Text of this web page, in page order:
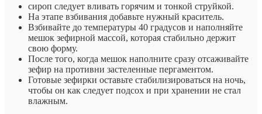
сироп следует вливать горячим и тонкой струйкой.
На этапе взбивания добавьте нужный краситель.
Взбивайте до температуры 40 градусов и наполняйте
мешок зефирной массой, которая стабильно держит
свою форму.
После того, когда мешок наполните сразу отсаживайте
зефир на противни застеленные пергаментом.
Готовые зефирки оставьте стабилизироваться на ночь,
чтобы он как следует подсох и при хранении не стал
влажным.